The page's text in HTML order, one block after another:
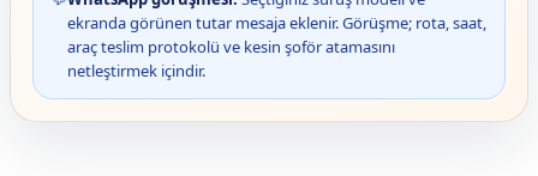
ekranda görünen tutar mesaja eklenir. Görüşme; rota, saat,
araç teslim protokolü ve kesin şoför atamasını
netleştirmek içindir.